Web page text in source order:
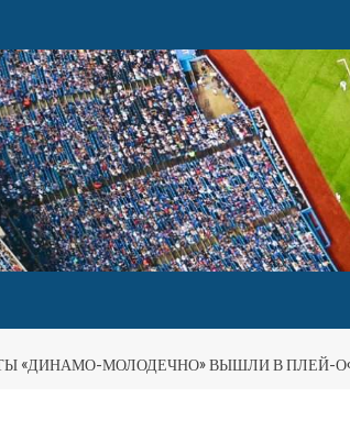
«ДИНАМО-МОЛОДЕЧНО» ВЫШЛИ В ПЛЕЙ-